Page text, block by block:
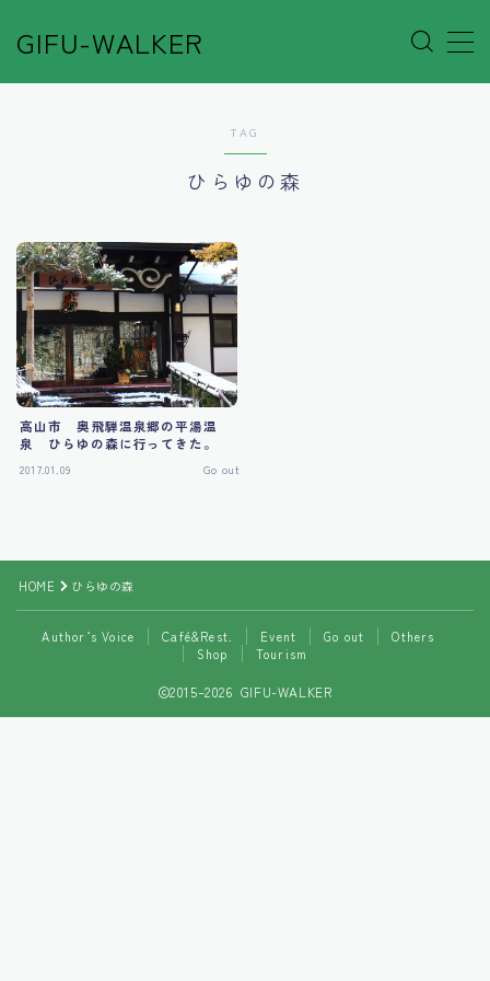
GIFU-WALKER
MENU
Event
Go out
Others
TAG
ひらゆの森
高山市 奥飛騨温泉郷の平湯温
泉 ひらゆの森に行ってきた。
2017.01.09 Go out
HOME ひらゆの森
Author’s Voice Café&Rest. Event Go out
Others
Shop
Tourism
2015–2026 GIFU-WALKER